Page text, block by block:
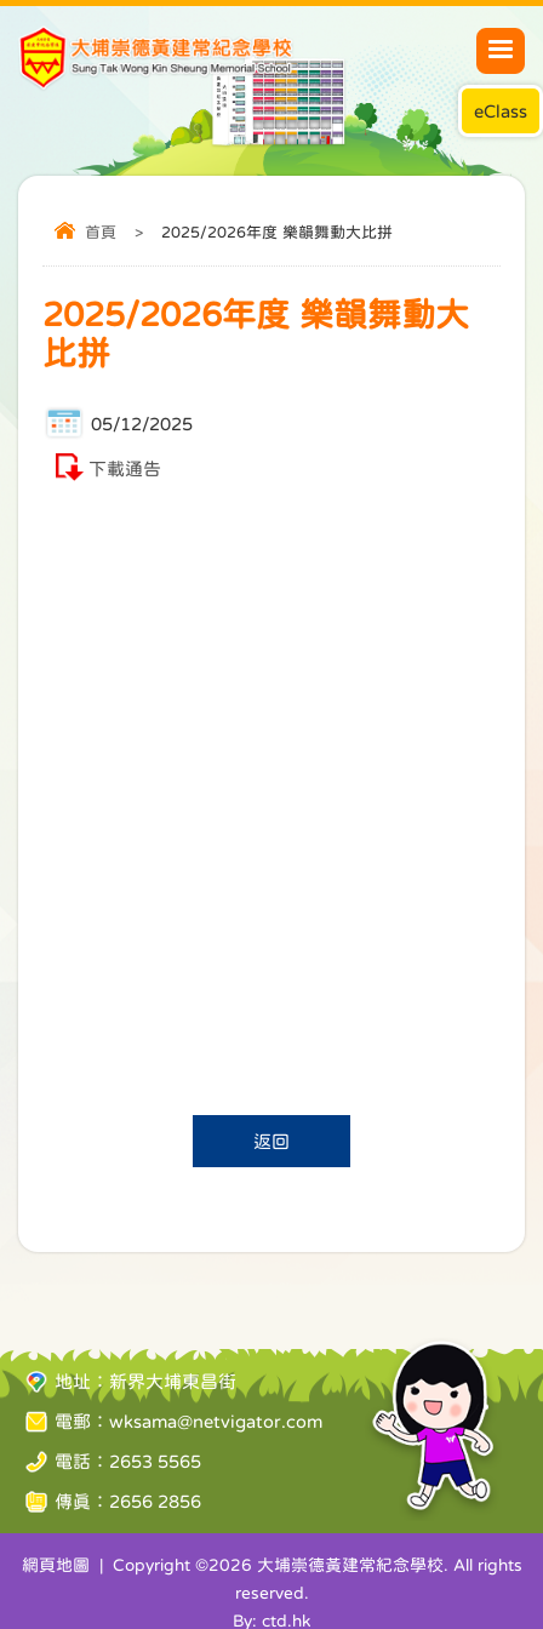
eClass
首頁 > 2025/2026年度 樂韻舞動大比拼
2025/2026年度 樂韻舞動大
比拼
05/12/2025
下載通告
返回
地址：新界大埔東昌街
電郵： wksama@netvigator.com
電話：2653 5565
傳真：2656 2856
網頁地圖 | Copyright ©2026 大埔崇德黃建常紀念學校. All rights
reserved.
By: ctd.hk